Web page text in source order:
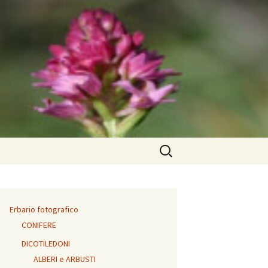
Ricerca
per:
Erbario fotografico
CONIFERE
DICOTILEDONI
ALBERI e ARBUSTI